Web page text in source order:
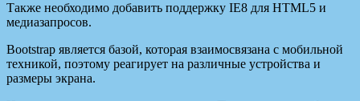
Также необходимо добавить поддержку IE8 для HTML5 и
медиазапросов.
Bootstrap является базой, которая взаимосвязана с мобильной
техникой, поэтому реагирует на различные устройства и
размеры экрана.